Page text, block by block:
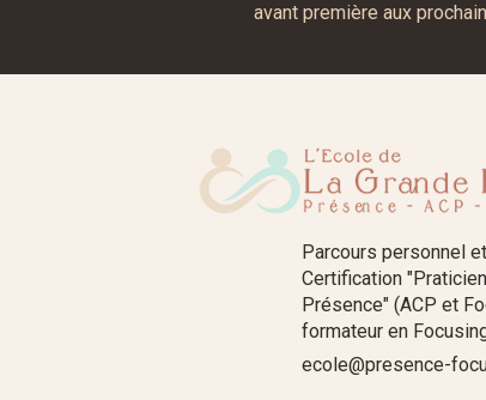
avant première aux
Parcours personnel
Certification
Présence" (ACP et
formateur en
ecole@presence-